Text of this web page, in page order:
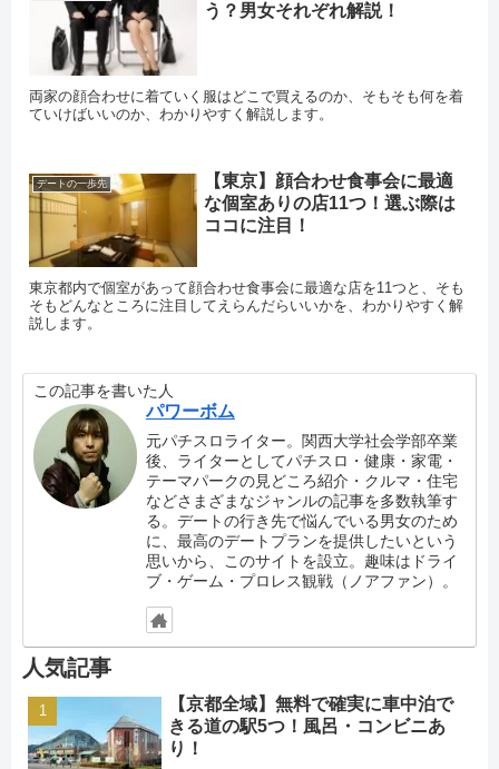
う？男女それぞれ解説！
両家の顔合わせに着ていく服はどこで買えるのか、そもそも何を着
ていけばいいのか、わかりやすく解説します。
デートの一歩先
【東京】顔合わせ食事会に最適
な個室ありの店11つ！選ぶ際は
ココに注目！
東京都内で個室があって顔合わせ食事会に最適な店を11つと、そも
そもどんなところに注目してえらんだらいいかを、わかりやすく解
説します。
この記事を書いた人
パワーボム
元パチスロライター。関西大学社会学部卒業
後、ライターとしてパチスロ・健康・家電・
テーマパークの見どころ紹介・クルマ・住宅
などさまざまなジャンルの記事を多数執筆す
る。デートの行き先で悩んでいる男女のため
に、最高のデートプランを提供したいという
思いから、このサイトを設立。趣味はドライ
ブ・ゲーム・プロレス観戦（ノアファン）。
人気記事
【京都全域】無料で確実に車中泊で
きる道の駅5つ！風呂・コンビニあ
り！